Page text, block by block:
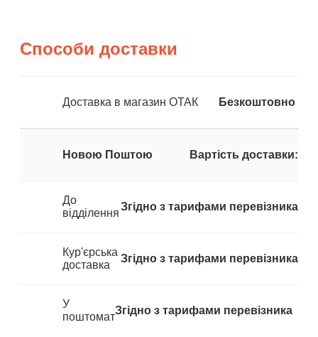
Способи доставки
Доставка в магазин ОТАК Безкоштовно
Новою Поштою Вартість доставки:
До
відділення
Згідно з тарифами перевізника
Кур'єрська
доставка
Згідно з тарифами перевізника
У
поштомат
Згідно з тарифами перевізника